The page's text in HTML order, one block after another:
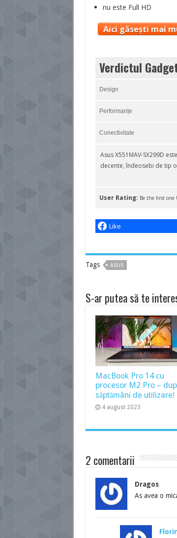
nu este Full HD
Aici găsești mai
Verdictul
Design
Performanțe
Conectivitate
Asus X551MAV-SX299D
decente, îndeosebi de tip
User Rating: Be the first one !
Like
Tags ASUS
S-ar putea să te
MacBook Pro 14 cu
procesor M2 Pro –
săptămâni de utilizare!
4 august 2023
2 comentarii
Dragos
As avea o